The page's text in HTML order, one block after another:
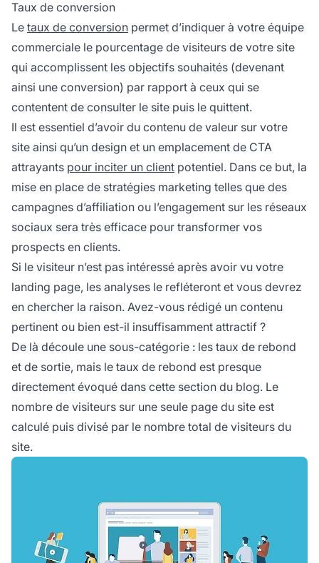
Taux de conversion
Le taux de conversion permet d’indiquer à votre équipe
commerciale le pourcentage de visiteurs de votre site
qui accomplissent les objectifs souhaités (devenant
ainsi une conversion) par rapport à ceux qui se
contentent de consulter le site puis le quittent.
Il est essentiel d’avoir du contenu de valeur sur votre
site ainsi qu’un design et un emplacement de CTA
attrayants pour inciter un client potentiel. Dans ce but, la
mise en place de stratégies marketing telles que des
campagnes d’affiliation ou l’engagement sur les réseaux
sociaux sera très efficace pour transformer vos
prospects en clients.
Si le visiteur n’est pas intéressé après avoir vu votre
landing page, les analyses le refléteront et vous devrez
en chercher la raison. Avez-vous rédigé un contenu
pertinent ou bien est-il insuffisamment attractif ?
De là découle une sous-catégorie : les taux de rebond
et de sortie, mais le taux de rebond est presque
directement évoqué dans cette section du blog. Le
nombre de visiteurs sur une seule page du site est
calculé puis divisé par le nombre total de visiteurs du
site.